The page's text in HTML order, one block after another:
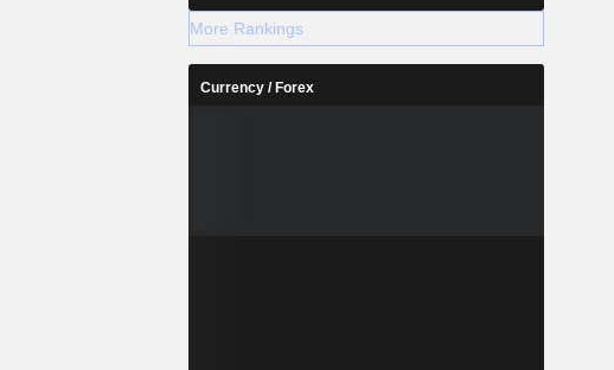
More Rankings
Currency / Forex